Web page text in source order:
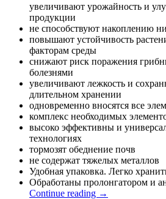
увеличивают урожайность и
продукции
не способствуют накоплению
повышают устойчивость
факторам среды
снижают риск поражения
болезнями
увеличивают лежкость и
длительном хранении
одновременно вносятся все
комплекс необходимых
высоко эффективны и
технологиях
тормозят обеднение почв
не содержат тяжелых металлов
Удобная упаковка. Легко
Обработаны пролонгатором и
Continue reading →